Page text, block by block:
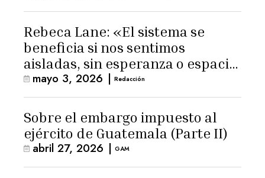
Rebeca Lane: «El sistema se
beneficia si nos sentimos
aisladas, sin esperanza o espacio
para la ternura»
mayo 3, 2026 | Redacción
Sobre el embargo impuesto al
ejército de Guatemala (Parte II)
abril 27, 2026 | GAM